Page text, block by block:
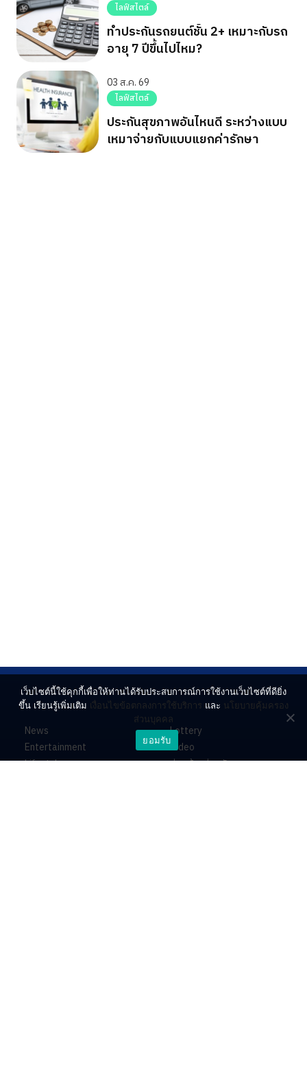
ไลฟ์สไตล์
ทำประกันรถยนต์ชั้น 2+ เหมาะกับรถ
อายุ 7 ปีขึ้นไปไหม?
03 ส.ค. 69
ไลฟ์สไตล์
ประกันสุขภาพอันไหนดี ระหว่างแบบ
เหมาจ่ายกับแบบแยกค่ารักษา
News
Entertainment
Lifestyle
Lottery
Video
ร่วมด้วยช่วยกัน
เว็บไซต์นี้ใช้คุกกี้เพื่อให้ท่านได้รับประสบการณ์การใช้งานเว็บไซต์ที่ดียิ่ง
ขึ้น เรียนรู้เพิ่มเติม เงื่อนไขข้อตกลงการใช้บริการ และ นโยบายคุ้มครอง
ส่วนบุคคล
ยอมรับ